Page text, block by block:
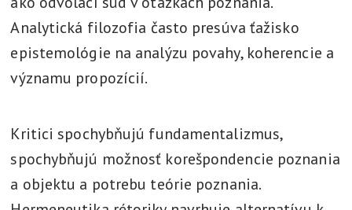
Analytická filozofia často presúva ťažisko
epistemológie na analýzu povahy, koherencie a
významu propozícií.
Kritici spochybňujú fundamentalizmus,
spochybňujú možnosť korešpondencie poznania
a objektu a potrebu teórie poznania.